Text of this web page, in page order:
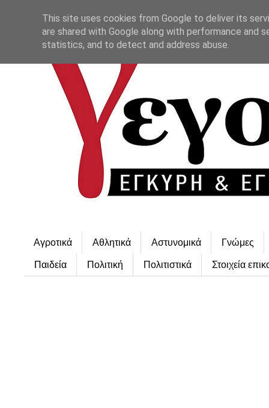
Αγροτικά Αθλητικά Αστυνομικά Γνώμες
Παιδεία Πολιτική Πολιτιστικά Στοιχεία
This site uses cookies from Google to deliver its
are shared with Google along with performance and
statistics, and to detect and address abuse.